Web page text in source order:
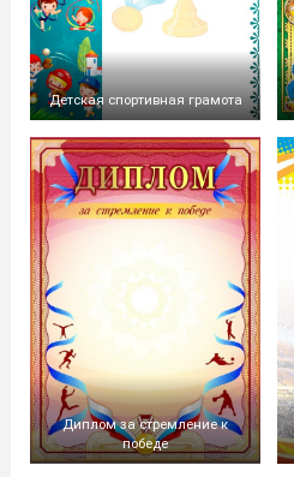
Детская спортивная грамота
Диплом за стремление к
победе